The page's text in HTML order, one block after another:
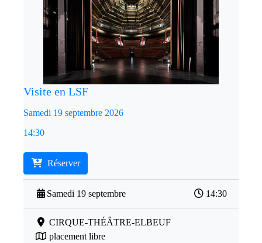
Visite en LSF
Samedi 19 septembre 2026
14:30
Réserver
Samedi 19 septembre 14:30
CIRQUE-THÉÂTRE-ELBEUF
placement libre